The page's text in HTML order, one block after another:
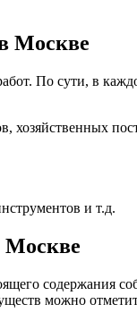
Москве
По сути, в
хозяйственных
и т.д.
Москве
содержания
можно